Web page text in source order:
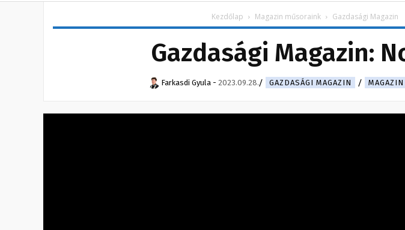
Kezdőlap Magazin műsoraink Gazdasági Magazin
Gazdasági Magazin:
Farkasdi Gyula - 2023.09.28. GAZDASÁGI MAGAZIN